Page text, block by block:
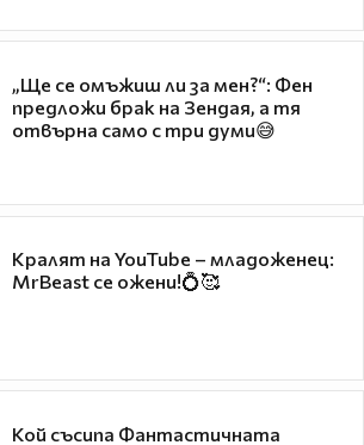
„Ще се омъжиш ли за мен?“: Фен
предложи брак на Зендая, а тя
отвърна само с три думи😅
Кралят на YouTube – младоженец:
MrBeast се ожени!💍🥰
Кой съсипа Фантастичната